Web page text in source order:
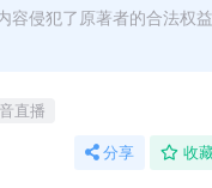
容侵犯了原著者的合法权
直播
分享 收